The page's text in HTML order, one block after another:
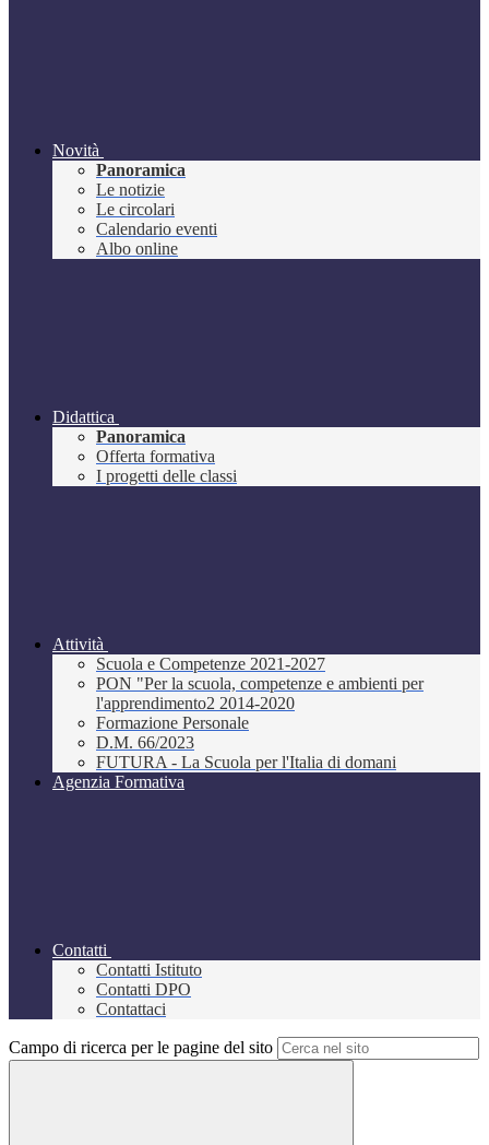
Novità
Panoramica
Le notizie
Le circolari
Calendario eventi
Albo online
Didattica
Panoramica
Offerta formativa
I progetti delle classi
Attività
Scuola e Competenze 2021-2027
PON "Per la scuola, competenze e ambienti per
l'apprendimento2 2014-2020
Formazione Personale
D.M. 66/2023
FUTURA - La Scuola per l'Italia di domani
Agenzia Formativa
Contatti
Contatti Istituto
Contatti DPO
Contattaci
Campo di ricerca per le pagine del sito